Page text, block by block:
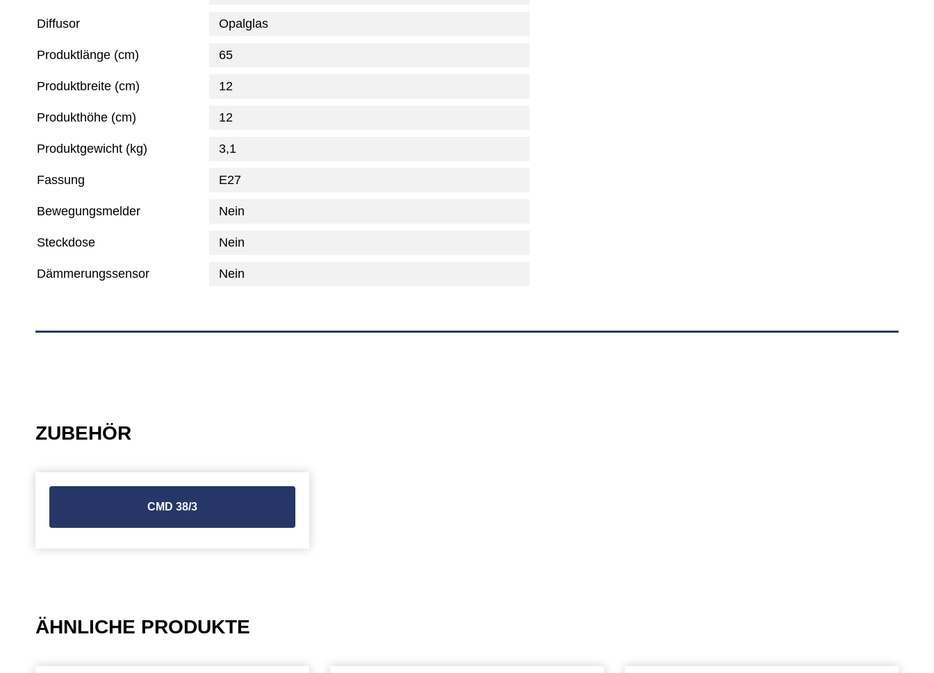
Diffusor Opalglas
Produktlänge (cm) 65
Produktbreite (cm) 12
Produkthöhe (cm) 12
Produktgewicht (kg) 3,1
Fassung E27
Bewegungsmelder Nein
Steckdose Nein
Dämmerungssensor Nein
ZUBEHÖR
CMD 38/3
ÄHNLICHE PRODUKTE